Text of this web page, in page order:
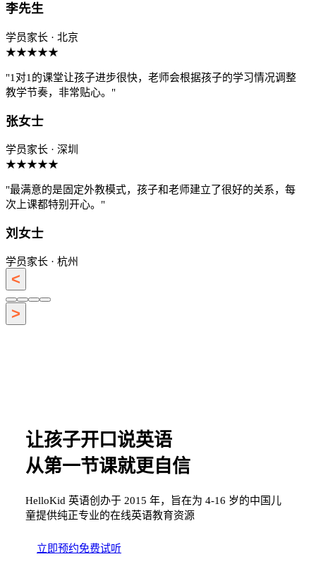
李先生
学员家长 · 北京
★★★★★
"1对1的课堂让孩子进步很快，老师会根据孩子的学习情况调整
教学节奏，非常贴心。"
张女士
学员家长 · 深圳
★★★★★
"最满意的是固定外教模式，孩子和老师建立了很好的关系，每
次上课都特别开心。"
刘女士
学员家长 · 杭州
<
>
让孩子开口说英语
从第一节课就更自信
HelloKid 英语创办于 2015 年，旨在为 4-16 岁的中国儿
童提供纯正专业的在线英语教育资源
立即预约免费试听